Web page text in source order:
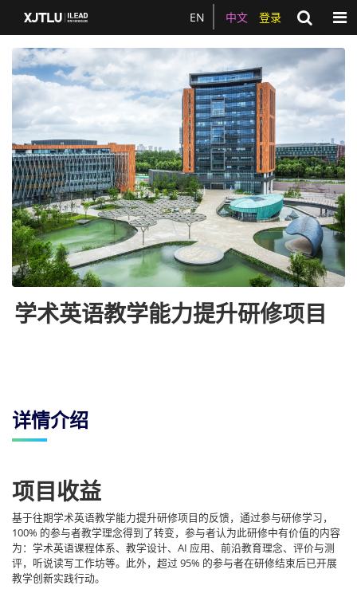
EN 中文 登录
学术英语教学能力提升研修项目
详情介绍
项目收益
基于往期学术英语教学能力提升研修项目的反馈，通过参与研修学习，
100% 的参与者教学理念得到了转变，参与者认为此研修中有价值的内容
为：学术英语课程体系、教学设计、AI 应用、前沿教育理念、评价与测
评，听说读写工作坊等。此外，超过 95% 的参与者在研修结束后已开展
教学创新实践行动。